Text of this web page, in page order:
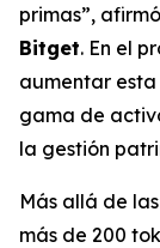
primas”, afirmó
Bitget. En el
aumentar
gama de
la gestión
Más allá de
más de 200